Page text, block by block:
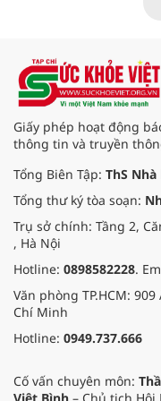
Giấy phép hoạt động
thông tin và truyền
Tổng Biên Tập: ThS
Tổng thư ký tòa soạn:
Trụ sở chính: Tầng 2,
, Hà Nội
Hotline: 0898582228.
Văn phòng TP.HCM:
Chí Minh
Hotline: 0949.737.666
Cố vấn chuyên môn: